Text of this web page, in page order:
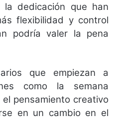
dedicación que han
flexibilidad y control
podría valer la pena
que empiezan a
como la semana
pensamiento creativo
en un cambio en el